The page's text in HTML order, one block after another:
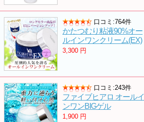
口コミ:764件
かたつむり粘液90%オー
ルインワンクリーム(EX)
3,300 円
口コミ:243件
ファイブヒアロ オールイ
ンワンBIGゲル
1,900 円